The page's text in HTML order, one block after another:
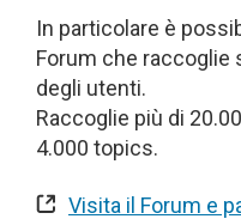
In particolare è
Forum che
degli utenti.
Raccoglie più di
4.000 topics.
Visita il Forum e